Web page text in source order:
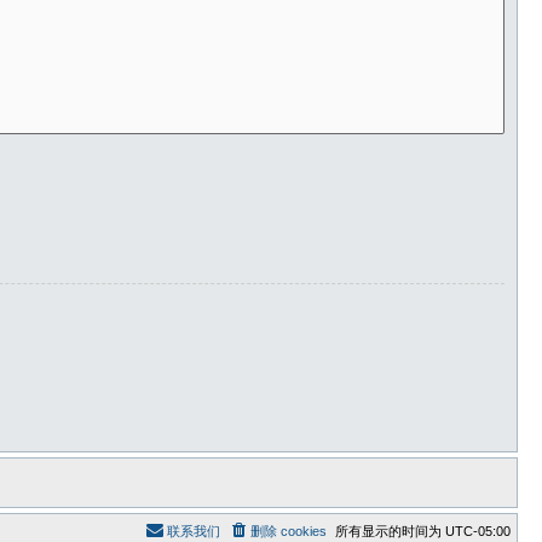
所有显示的时间为 UTC-05:00
删除 cookies
联系我们